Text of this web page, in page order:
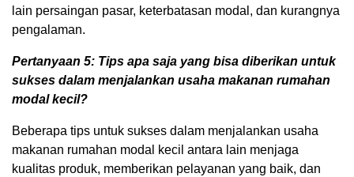
lain persaingan pasar, keterbatasan modal, dan kurangnya
pengalaman.
Pertanyaan 5: Tips apa saja yang bisa diberikan untuk
sukses dalam menjalankan usaha makanan rumahan
modal kecil?
Beberapa tips untuk sukses dalam menjalankan usaha
makanan rumahan modal kecil antara lain menjaga
kualitas produk, memberikan pelayanan yang baik, dan